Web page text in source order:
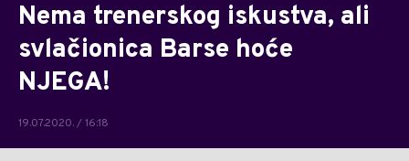
Nema trenerskog iskustva, ali
svlačionica Barse hoće
NJEGA!
19.07.2020. / 16:18